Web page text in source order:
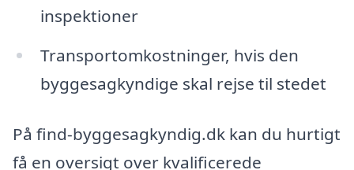
inspektioner
Transportomkostninger, hvis den
byggesagkyndige skal rejse til stedet
På find-byggesagkyndig.dk kan du hurtigt
få en oversigt over kvalificerede